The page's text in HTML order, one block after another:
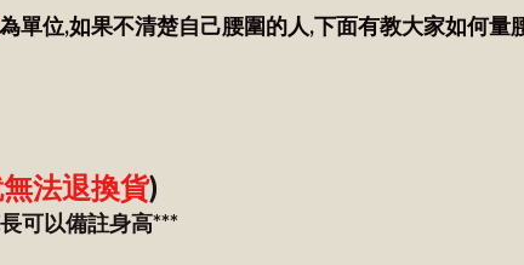
為單位,如果不清楚自己腰圍的人,下面有教大家如何量
法退換貨)
可以備註身高***